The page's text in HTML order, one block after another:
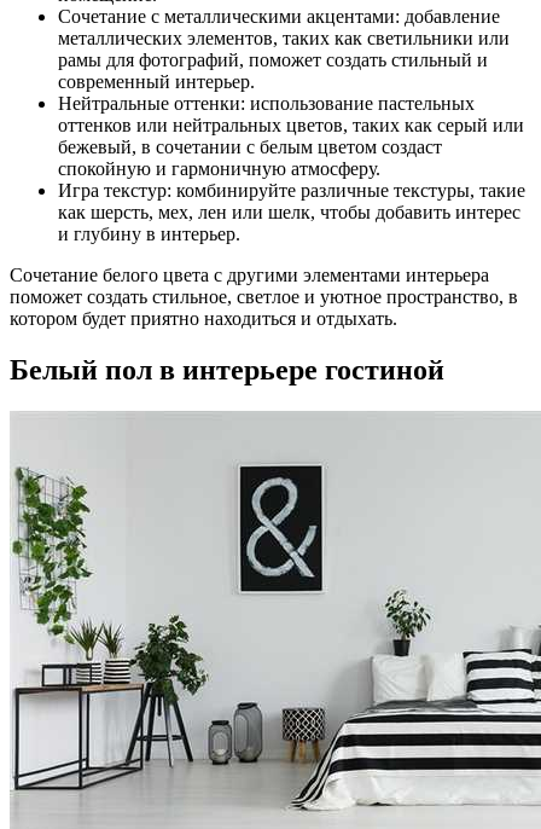
Сочетание с металлическими акцентами: добавление
металлических элементов, таких как светильники или
рамы для фотографий, поможет создать стильный и
современный интерьер.
Нейтральные оттенки: использование пастельных
оттенков или нейтральных цветов, таких как серый или
бежевый, в сочетании с белым цветом создаст
спокойную и гармоничную атмосферу.
Игра текстур: комбинируйте различные текстуры, такие
как шерсть, мех, лен или шелк, чтобы добавить интерес
и глубину в интерьер.
Сочетание белого цвета с другими элементами интерьера
поможет создать стильное, светлое и уютное пространство, в
котором будет приятно находиться и отдыхать.
Белый пол в интерьере гостиной